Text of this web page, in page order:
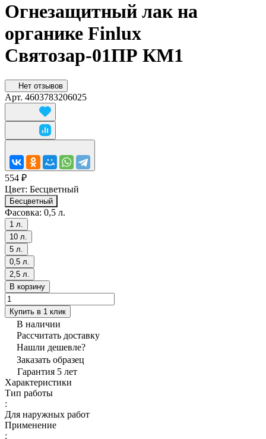
Огнезащитный лак на
органике Finlux
Святозар-01ПР КМ1
Нет отзывов
Арт. 4603783206025
554 ₽
Цвет: Бесцветный
Бесцветный
Фасовка: 0,5 л.
1 л.
10 л.
5 л.
0,5 л.
2,5 л.
В корзину
Купить в 1 клик
В наличии
Рассчитать доставку
Нашли дешевле?
Заказать образец
Гарантия 5 лет
Характеристики
Тип работы
:
Для наружных работ
Применение
: